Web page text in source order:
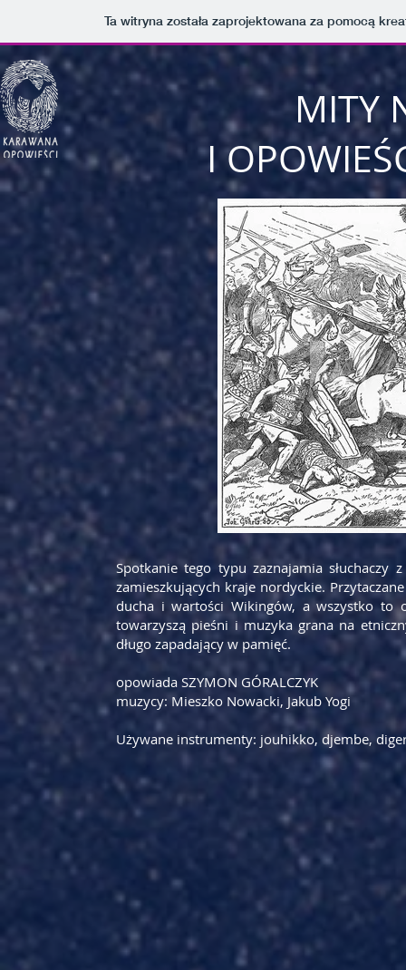
Ta witryna została zaprojektowana za pomocą
MITY
I
Spotkanie tego typu zaznajamia
zamieszkujących kraje nordyckie.
ducha i wartości Wikingów, a wszystko to
towarzyszą pieśni i muzyka grana na
długo zapadający w pamięć.
opowiada SZYMON GÓRALCZYK
muzycy: Mieszko Nowacki, Jakub Yogi
Używane instrumenty: jouhikko, djembe,